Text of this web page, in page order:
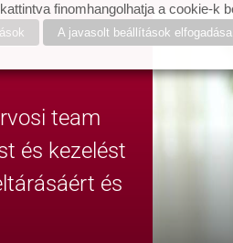
team
és kezelést
és
finomhangolhatja a cookie-k
A javasolt beállítások elfogadása